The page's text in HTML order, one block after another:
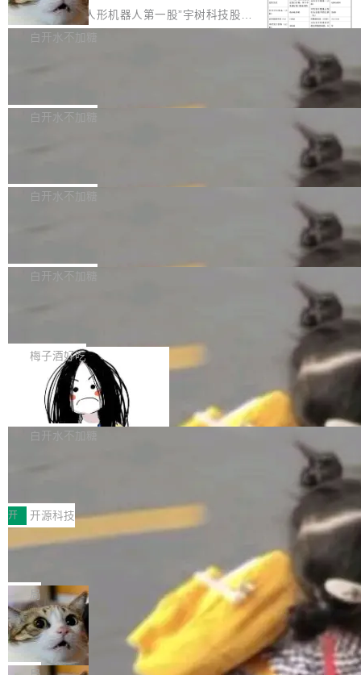
agent 有本质区别。大多数 agent harness 的设
计是基于早期模型的能力—...
细致的一份规则。 政策的核心只有一句话：LLM
可以用来分析、提炼、审阅、建议，但不能用来
不得生成涉及安全性的关键变更，除非作者本身
ek 获配 93.3 万股，锁定 36 个月
8月6日晚间，“人形机器人第一股”宇树科技股份
有限公司披露IPO发行价格及战略配售结果，杭
36个月。 公告显示，本次宇树科技战略配售对
员工参与设立的专项资产管理计划。其中，Dee
获配9...
白开水不加糖
Bug fixes and enhancements 修复多次传递同
一个回归问题，该问题导致拉取镜像时会拒绝包
题，该问题可能导致在旧版 Linux 内核...
白开水不加糖
e 孵化器项目管理委员会（IPMC）投票中获得
P）！这一里程碑不仅标志着 Fluss 迈入新的发
白开水不加糖
长期停止内容更新，未能实现其作为“AI版维基百
提交的编辑请求也长期处于待处理状态。 Groki
pedia 于去年底上线，定位为由人工智能生成内
容的百科平台，被马斯克视为传统众包百科网站
维基百科的替代方案。Lawfare 调查发现，无论
热门页面还是低关注度页面，均未出现近期更
白开水不加糖
是这样的：配 MessageSource 的 Bean、写 R
eloadableResourceBundleMessageSource、
声明 LocaleResolver、注册 LocaleChangeInt
erceptor…五六步之后才能看到第一行翻译文
本。 Solon 换了个方式。整个 i18n 模块围绕三
梅子酒好吃
Apache Doris 4.1 全面增强 Iceberg：
支持 UPDATE、MERGE INTO 与 Iceb
erg V3
Apache Doris 4.1 要补齐的，正是缺失的那一
半。在已有查询能力的基础上，Doris 进一步支
常维护操作，并完整支持 Iceberg V3 格式。
白开水不加糖
村国家自主创新示范区会议中心开幕。本届大会
由中关村智联软件服务业质量创新联盟主办，以
“智构可信·质创未来——AI原生时代的质量新范
式”为主题，直面AI从实验室走向规模化产业落地
的核心质量命题。会上，《2026智能研发生产力
工具选型手册》发布，Testin云测的Testin XAge
nt智能测试系统入选AI测试领域代表产品。对CI
O而言，这提示了一个转变：AI测试正在从效率
工具升级为企业的质量基础设施。 CIO面对的新
开 开源科技
让非法状态不可表示：一篇关于 ADT
有一种东西，一旦用过就回不去了。Alex Fedos
eev 管它叫"软件设计的基石"。 他说的东西不新
鲜——代数数据类型（ADT），尤其是和类型
（sum type）。但他说清楚了一件事：这不是类
型系统的学术体操，是日常编码的思维方式。 文
章从一个简单的例子切入。一个网站的深色主题
局
Cloudflare 开源内部企业 AI 平台 Clou
dflare OS
Cloudflare 发布了一个开源项目 Cloudflare O
S。如果你只看官方博客，你会觉得这是又一